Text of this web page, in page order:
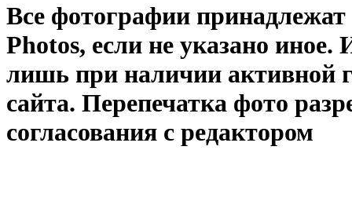
Все фотографии
Photos, если не указано иное.
лишь при наличии активной
сайта. Перепечатка фото
согласования с редактором